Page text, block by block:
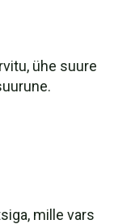
ühe suure
mille vars